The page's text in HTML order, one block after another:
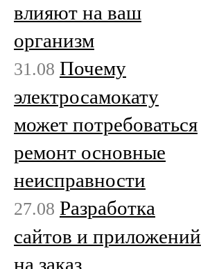
влияют на ваш
организм
31.08 Почему
электросамокату
может потребоваться
ремонт основные
неисправности
27.08 Разработка
сайтов и приложений
на заказ